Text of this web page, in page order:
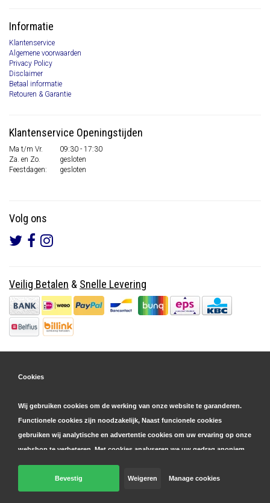
Informatie
Klantenservice
Algemene voorwaarden
Privacy Policy
Disclaimer
Betaal informatie
Retouren & Garantie
Klantenservice Openingstijden
Ma t/m Vr.
09:30 - 17:30
Za. en Zo.
gesloten
Feestdagen:
gesloten
Volg ons
Veilig Betalen & Snelle Levering
© Copyright 2026 Parts4GSM - Design byWebdinge.nl
Cookies
Wij gebruiken cookies om de werking van onze website te garanderen.
Functionele cookies zijn noodzakelijk, Naast funcionele cookies
gebruiken wij analytische en advertentie cookies om uw ervaring op onze
webshop te verbeteren. Met cookies analyseren we uw gedrag anoniem,
zowel binnen als buiten onze website, om onze diensten te
personaliseren en advertenties te tonen. Lees hier meer over in onze
cookie- en privacyverklaring. Klik op 'bevestigen' om akkoord te gaan
Bevestig Weigeren Manage cookies